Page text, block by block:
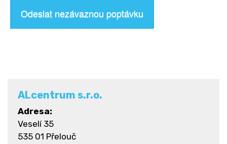
Odeslat nezávaznou poptávku
ALcentrum s.r.o.
Adresa:
Veselí 35
535 01 Přelouč